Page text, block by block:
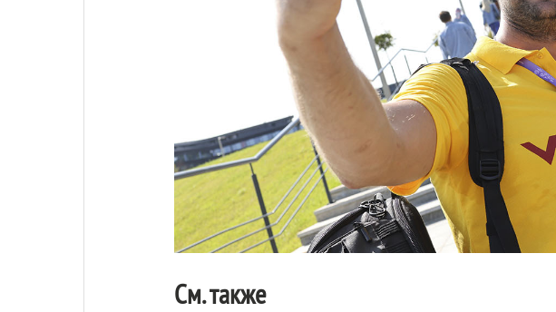
См. также